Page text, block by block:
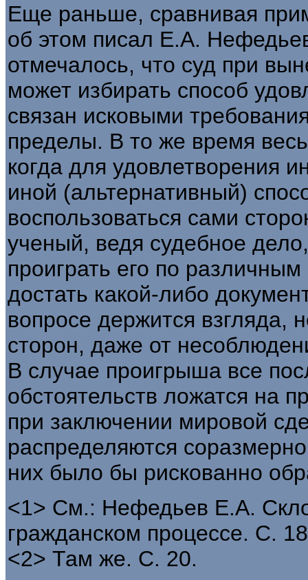
Еще раньше, сравнивая
об этом писал Е.А.
отмечалось, что суд при
может избирать способ
связан исковыми
пределы. В то же время
когда для удовлетворения
иной (альтернативный)
воспользоваться сами
ученый, ведя судебное
проиграть его по
достать какой-либо
вопросе держится взгляда,
сторон, даже от
В случае проигрыша все
обстоятельств ложатся на
при заключении мировой
распределяются
них было бы рискованно
<1> См.: Нефедьев Е.А.
гражданском процессе. С.
<2> Там же. С. 20.